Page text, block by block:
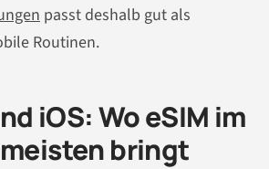
passt deshalb gut als
Routinen.
iOS: Wo eSIM im
bringt